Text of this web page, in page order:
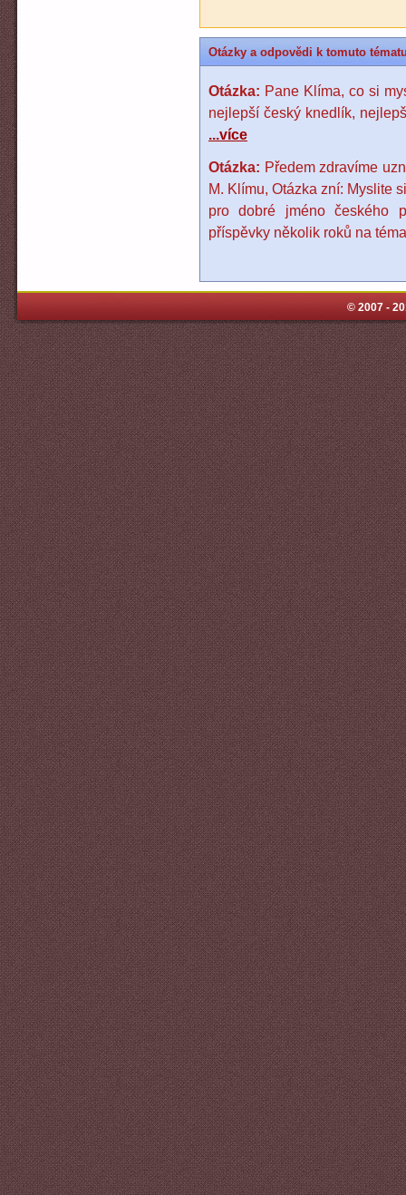
Otázky a odpovědi k tomuto
Otázka: Pane Klíma, co si
nejlepší český knedlík,
...více
Otázka: Předem zdravíme
M. Klímu, Otázka zní: Myslite
pro dobré jméno českého
příspěvky několik roků na
© 2007 -